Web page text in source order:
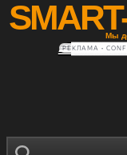
Мы
РЕКЛАМА •